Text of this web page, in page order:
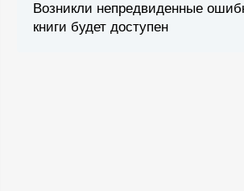
Возникли непредвиденные
книги будет доступен